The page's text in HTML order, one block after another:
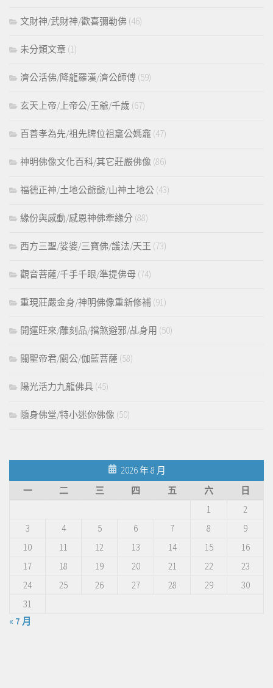
文財神/武財神/歡喜彌勒佛 (46)
未分類文章 (1)
濟公活佛/降龍羅漢/濟公師傅 (59)
玄天上帝/上帝公/王爺/千歲 (67)
百善孝為先/祖先牌位祖龕公媽龕 (47)
神明佛像文化百科/其它莊嚴佛像 (86)
福德正神/土地公爺爺/山神土地公 (43)
緣份與感動/感恩神佛牽緣分 (88)
西方三聖/娑婆/三寶佛/護法/天王 (73)
觀音菩薩/千手千眼/準提佛母 (74)
重現莊嚴金身/神明佛像重新修補 (91)
開運旺來/雕刻品/擋煞避邪/乩身用 (50)
關聖帝君/關公/伽藍菩薩 (58)
陽光活力九龍佛具 (45)
隨身佛堂/特小迷你佛像 (50)
2026 年 8 月
一
二 三 四 五 六
日
1
2
3
4 5 6 7 8
9
10
11 12 13 14 15
16
17
18 19 20 21 22
23
24
25 26 27 28 29
30
31
« 7 月